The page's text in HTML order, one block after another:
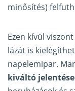
minősítés)
Ezen kívül
lázát is
napelemipar.
kiváltó